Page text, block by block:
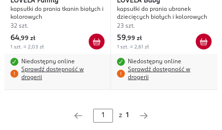
kapsułki do prania tkanin białych i
kolorowych
32 szt.
64,99 zł
1 szt. = 2,03 zł
Niedostępny online
Sprawdź dostępność w
drogerii
kapsułki do prania ubranek
dziecięcych białych i kolorowych
23 szt.
59,99 zł
1 szt. = 2,61 zł
Niedostępny online
Sprawdź dostępność w
drogerii
z 1